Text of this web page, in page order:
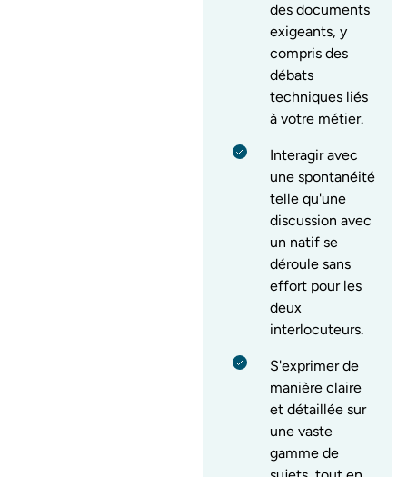
des documents
exigeants, y
compris des
débats
techniques liés
à votre métier.
Interagir avec
une spontanéité
telle qu'une
discussion avec
un natif se
déroule sans
effort pour les
deux
interlocuteurs.
S'exprimer de
manière claire
et détaillée sur
une vaste
gamme de